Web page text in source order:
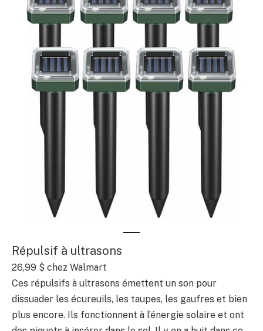
Répulsif à ultrasons
26,99 $ chez Walmart
Ces répulsifs à ultrasons émettent un son pour
dissuader les écureuils, les taupes, les gaufres et bien
plus encore. Ils fonctionnent à l’énergie solaire et ont